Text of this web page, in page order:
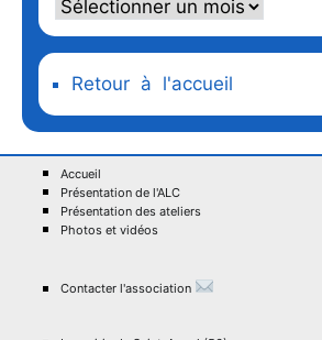
Retour à l'accueil
Accueil
Présentation de l'ALC
Présentation des ateliers
Photos et vidéos
Contacter l'association